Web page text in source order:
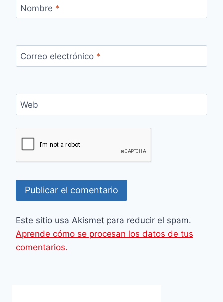
Nombre *
Correo electrónico *
Web
Este sitio usa Akismet para reducir el spam.
Aprende cómo se procesan los datos de tus
comentarios.